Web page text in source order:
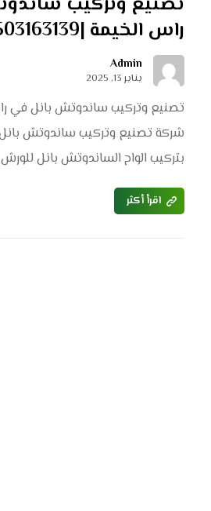
راس الخيمة |0503163139
Admin
يناير 13, 2025
تصنيع وتركيب ساندوتش بانل في
شركة تصنيع وتركيب ساندوتش
بتركيب الواح الساندوتش بانل
اقرأ أكثر